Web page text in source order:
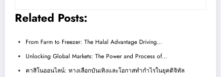
Related Posts:
From Farm to Freezer: The Halal Advantage Driving…
Unlocking Global Markets: The Power and Process of…
คาสิโนออนไลน์: ทางเลือกบันเทิงและโอกาสทำกำไรในยุคดิจิทัล